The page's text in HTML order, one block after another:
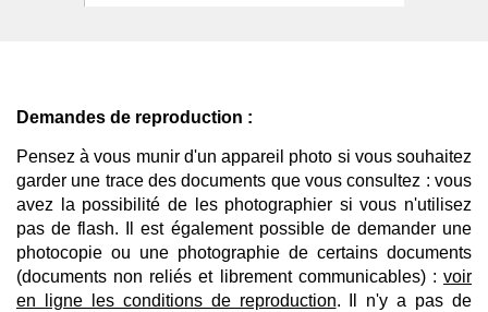
Demandes de reproduction :
Pensez à vous munir d'un appareil photo si vous souhaitez
garder une trace des documents que vous consultez : vous
avez la possibilité de les photographier si vous n'utilisez
pas de flash. Il est également possible de demander une
photocopie ou une photographie de certains documents
(documents non reliés et librement communicables) : voir
en ligne les conditions de reproduction. Il n'y a pas de